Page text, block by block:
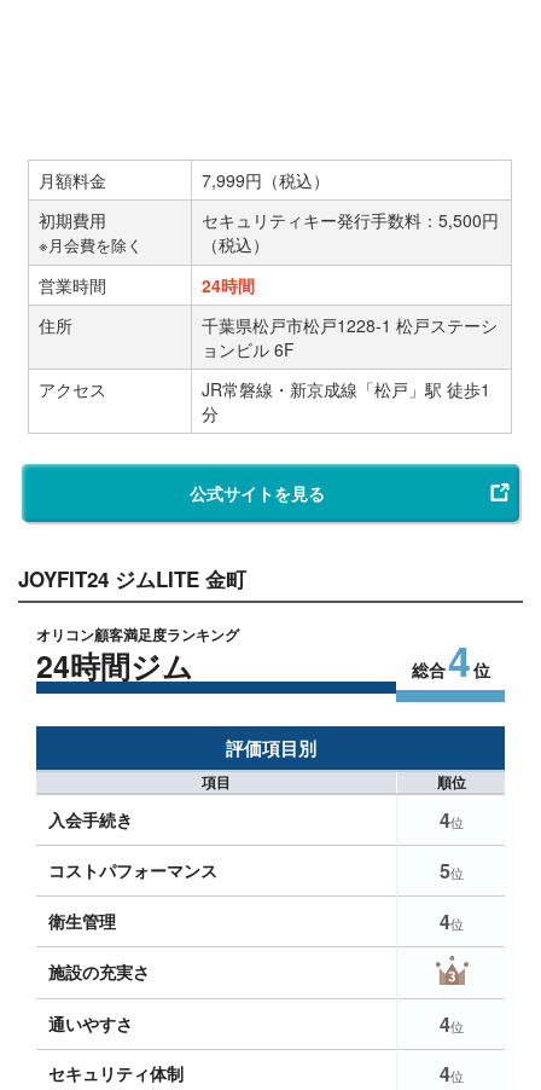
月額料金
7,999円（税込）
初期費用
※月会費を除く
セキュリティキー発行手数料：5,500円
（税込）
営業時間
24時間
住所
千葉県松戸市松戸1228-1 松戸ステーシ
ョンビル 6F
アクセス
JR常磐線・新京成線「松戸」駅 徒歩1
分
公式サイトを見る
JOYFIT24 ジムLITE 金町
オリコン顧客満足度ランキング
24時間ジム 総合4位
評価項目別
項目 順位
入会手続き 4位
コストパフォーマンス 5位
衛生管理 4位
施設の充実さ
通いやすさ 4位
セキュリティ体制 4位